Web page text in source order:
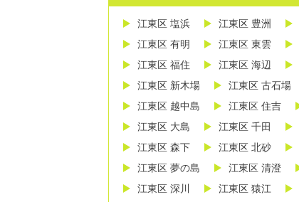
江東区 塩浜 江東区 豊洲
江東区 有明
江東区 東雲
江東区 福住
江東区 海辺
江東区 新木場
江東区 古石場
江東区 越中島
江東区 住吉
江東区 大島
江東区 千田
江東区 森下
江東区 北砂
江東区 夢の島
江東区 清澄
江東区 深川
江東区 猿江